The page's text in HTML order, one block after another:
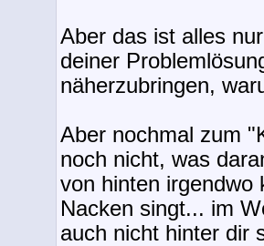
Aber das ist alles
deiner
näherzubringen,
Aber nochmal zum
noch nicht, was
von hinten irgendwo
Nacken singt... im
auch nicht hinter dir